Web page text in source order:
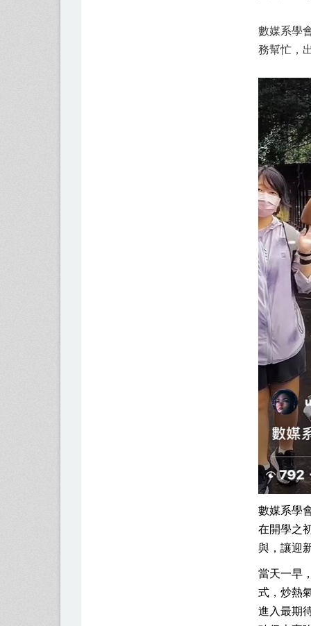
數媒系學
務幫忙，
數媒系學
在開學之
與，讓迎
當天一早
式，炒熱
進入最期